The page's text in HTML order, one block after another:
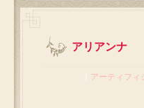
アリアンナ
アーティフィ